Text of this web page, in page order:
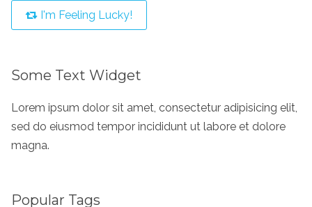
I'm Feeling Lucky!
Some Text Widget
Lorem ipsum dolor sit amet, consectetur adipisicing elit,
sed do eiusmod tempor incididunt ut labore et dolore
magna.
Popular Tags